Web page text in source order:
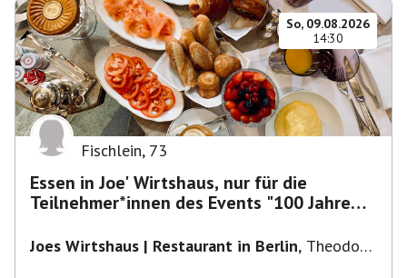
So, 09.08.2026
14:30
Fischlein, 73
Essen in Joe' Wirtshaus, nur für die
Teilnehmer*innen des Events "100 Jahre
Joes Wirtshaus | Restaurant in Berlin, Theodor-